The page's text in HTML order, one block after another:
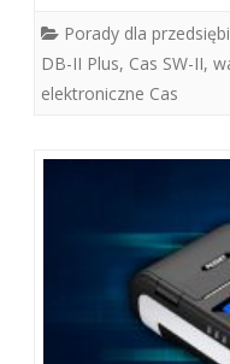
Porady dla
DB-II Plus, Cas SW-II,
elektroniczne Cas